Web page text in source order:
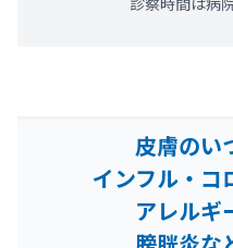
皮膚のい
インフル・コ
アレルギ